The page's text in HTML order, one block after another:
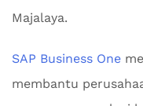
Majalaya.
SAP Business One
membantu